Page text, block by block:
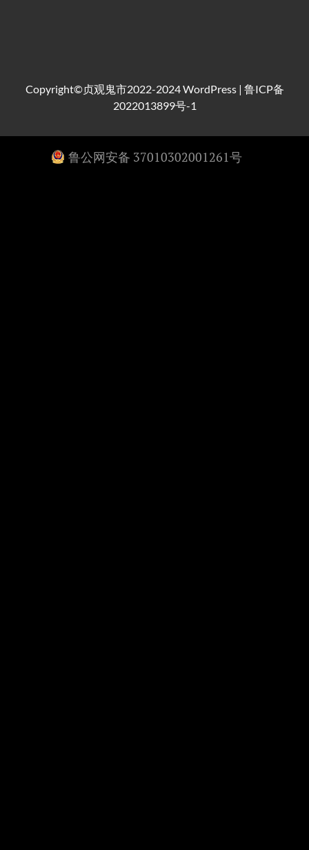
Copyright©贞观鬼市2022-2024WordPress | 鲁ICP备
2022013899号-1
鲁公网安备 37010302001261号